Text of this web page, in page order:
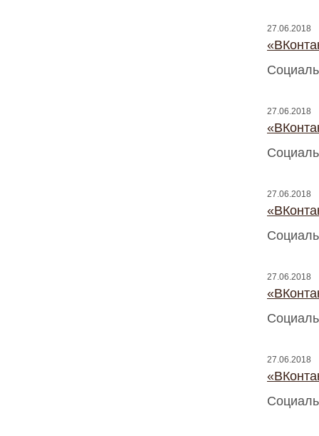
27.06.2018
27.06.2018
27.06.2018
27.06.2018
27.06.2018